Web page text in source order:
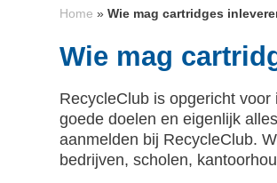
Home »Wie mag cartridges
Wie mag
RecycleClub is opgericht
goede doelen en eigenlijk
aanmelden bij RecycleClub.
bedrijven, scholen,